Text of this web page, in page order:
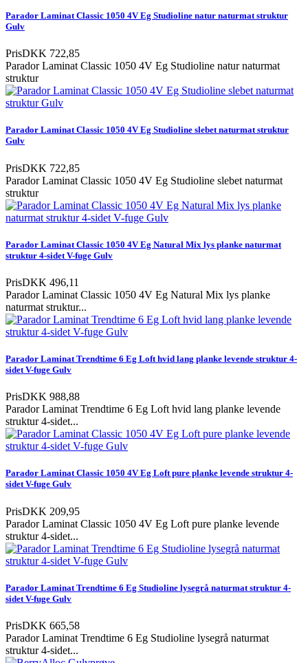
Parador Laminat Classic 1050 4V Eg Studioline natur naturmat struktur
Gulv
PrisDKK 722,85
Parador Laminat Classic 1050 4V Eg Studioline natur naturmat
struktur
Parador Laminat Classic 1050 4V Eg Studioline slebet naturmat struktur
Gulv
PrisDKK 722,85
Parador Laminat Classic 1050 4V Eg Studioline slebet naturmat
struktur
Parador Laminat Classic 1050 4V Eg Natural Mix lys planke naturmat
struktur 4-sidet V-fuge Gulv
PrisDKK 496,11
Parador Laminat Classic 1050 4V Eg Natural Mix lys planke
naturmat struktur...
Parador Laminat Trendtime 6 Eg Loft hvid lang planke levende struktur 4-
sidet V-fuge Gulv
PrisDKK 988,88
Parador Laminat Trendtime 6 Eg Loft hvid lang planke levende
struktur 4-sidet...
Parador Laminat Classic 1050 4V Eg Loft pure planke levende struktur 4-
sidet V-fuge Gulv
PrisDKK 209,95
Parador Laminat Classic 1050 4V Eg Loft pure planke levende
struktur 4-sidet...
Parador Laminat Trendtime 6 Eg Studioline lysegrå naturmat struktur 4-
sidet V-fuge Gulv
PrisDKK 665,58
Parador Laminat Trendtime 6 Eg Studioline lysegrå naturmat
struktur 4-sidet...